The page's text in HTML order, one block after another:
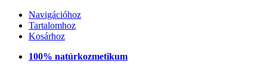
Navigációhoz
Tartalomhoz
Kosárhoz
100% natúrkozmetikum